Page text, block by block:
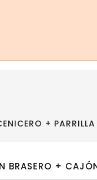
+
BRASERO +